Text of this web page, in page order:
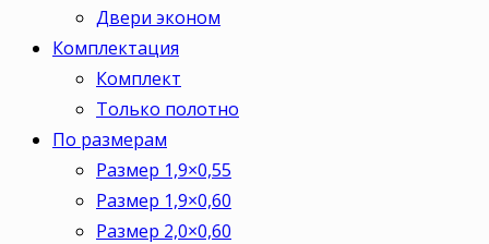
Двери эконом
Комплектация
Комплект
Только полотно
По размерам
Размер 1,9×0,55
Размер 1,9×0,60
Размер 2,0×0,60